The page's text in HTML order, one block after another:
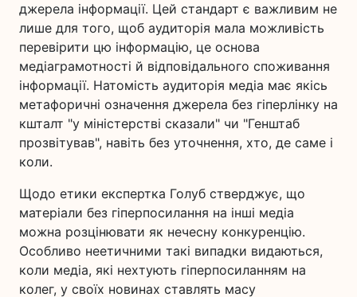
джерела інформації. Цей стандарт є важливим не
лише для того, щоб аудиторія мала можливість
перевірити цю інформацію, це основа
медіаграмотності й відповідального споживання
інформації. Натомість аудиторія медіа має якісь
метафоричні означення джерела без гіперлінку на
кшталт "у міністерстві сказали" чи "Генштаб
прозвітував", навіть без уточнення, хто, де саме і
коли.
Щодо етики експертка Голуб стверджує, що
матеріали без гіперпосилання на інші медіа
можна розцінювати як нечесну конкуренцію.
Особливо неетичними такі випадки видаються,
коли медіа, які нехтують гіперпосиланням на
колег, у своїх новинах ставлять масу